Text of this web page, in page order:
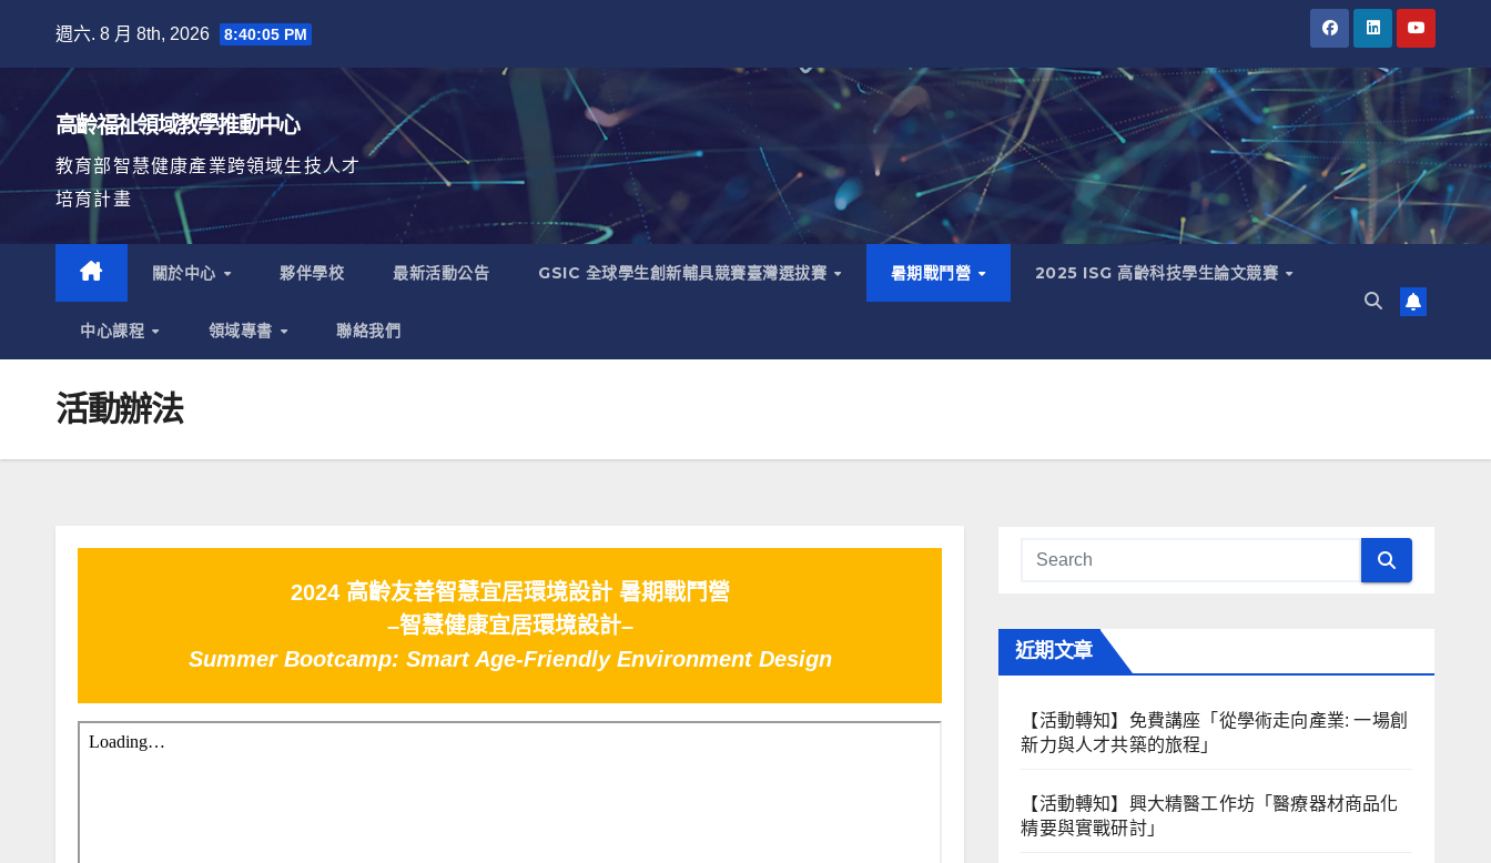
週六. 8 月 8th, 2026 8:40:05 PM
高齡福祉領域教學推動中心
教育部智慧健康產業跨領域生技人才
培育計畫
關於中心 夥伴學校 最新活動公告 GSIC 全球學生創新輔具競賽臺灣選拔賽 暑期戰鬥營 2025 ISG 高齡科技學生論文競賽
中心課程 領域專書 聯絡我們
活動辦法
2024 高齡友善智慧宜居環境設計 暑期戰鬥營
–智慧健康宜居環境設計–
Summer Bootcamp: Smart Age-Friendly Environment Design
近期文章
【活動轉知】免費講座「從學術走向產業: ⼀場創
新力與⼈才共築的旅程」
【活動轉知】興大精醫工作坊「醫療器材商品化
精要與實戰研討」